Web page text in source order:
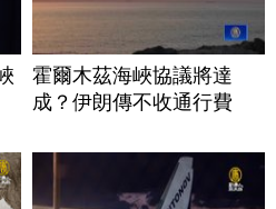
霍爾木茲海峽協議將達
成？伊朗傳不收通行費